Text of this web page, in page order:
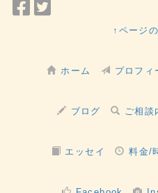
Facebook
ェ
↑ページ
ホーム プロフィ
ブログ ご相談
エッセイ 料金/